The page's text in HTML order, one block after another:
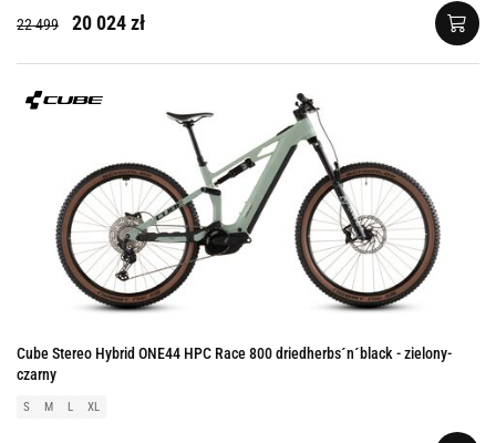
22 499 20 024 zł
Cube Stereo Hybrid ONE44 HPC Race 800 driedherbs´n´black - zielony-
czarny
S M L XL